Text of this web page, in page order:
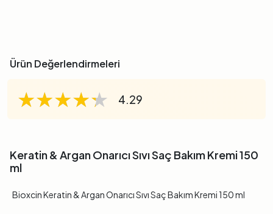
Ürün Değerlendirmeleri
★★★★★
★★★★★
★★★★★ 4.29
Keratin & Argan Onarıcı Sıvı Saç Bakım Kremi 150
ml
Bioxcin Keratin & Argan Onarıcı Sıvı Saç Bakım Kremi 150 ml